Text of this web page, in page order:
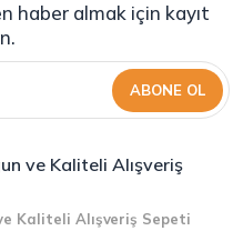
haber almak için kayıt
ABONE OL
ve Kaliteli Alışveriş
Kaliteli Alışveriş Sepeti